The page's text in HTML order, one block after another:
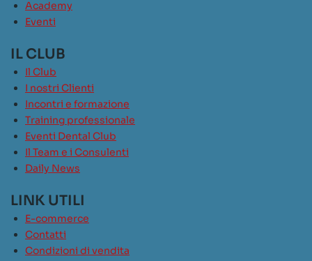
Academy
Eventi
IL CLUB
Il Club
I nostri Clienti
Incontri e formazione
Training professionale
Eventi Dental Club
Il Team e i Consulenti
Daily News
LINK UTILI
E-commerce
Contatti
Condizioni di vendita